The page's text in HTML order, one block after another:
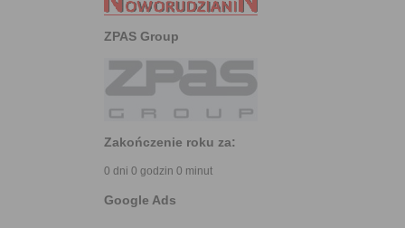
ZPAS Group
Zakończenie roku za:
0 dni 0 godzin 0 minut
Google Ads